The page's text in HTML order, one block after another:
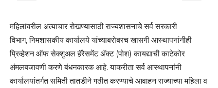
महिलांवरील अत्याचार रोखण्यासाठी राज्यशासनाचे सर्व सरकारी
विभाग, निमशासकीय कार्यालये यांच्याबरोबरच खासगी आस्थापनांनीही
प्रिव्हेशन ऑफ सेक्शुअल हॅरेसमेंट ॲक्ट (पोश) कायद्याची काटेकोर
अंमलबजावणी करणे बंधनकारक आहे. याकरीता सर्व आस्थापनांनी
कार्यालयांतर्गत समिती तातडीने गठीत करण्याचे आवाहन राज्याच्या महिला व